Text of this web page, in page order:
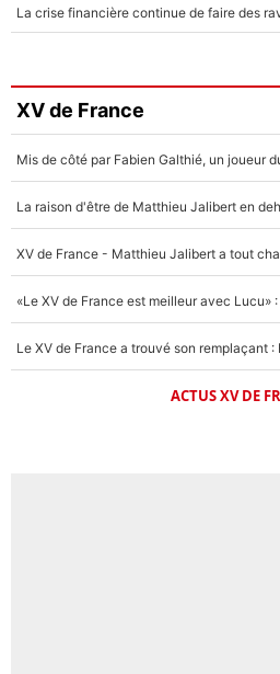
XV de France
ACTUS XV DE